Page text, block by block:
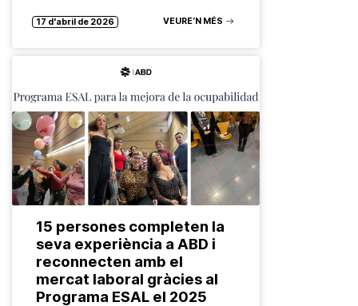
17 d'abril de 2026 VEURE’N MÉS
15 persones completen la
seva experiència a ABD i
reconnecten amb el
mercat laboral gràcies al
Programa ESAL el 2025